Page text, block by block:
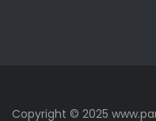
Copyright © 2025